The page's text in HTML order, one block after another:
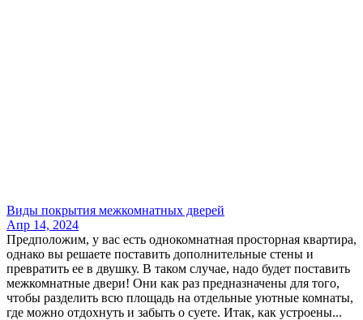
Виды покрытия межкомнатных дверей
Апр 14, 2024
Предположим, у вас есть однокомнатная просторная квартира,
однако вы решаете поставить дополнительные стены и
превратить ее в двушку. В таком случае, надо будет поставить
межкомнатные двери! Они как раз предназначены для того,
чтобы разделить всю площадь на отдельные уютные комнаты,
где можно отдохнуть и забыть о суете. Итак, как устроены...